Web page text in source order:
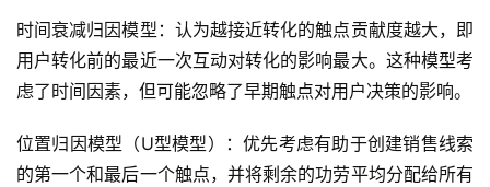
时间衰减归因模型：认为越接近转化的触点贡献度越大，即
用户转化前的最近一次互动对转化的影响最大。这种模型考
虑了时间因素，但可能忽略了早期触点对用户决策的影响。
位置归因模型（U型模型）：优先考虑有助于创建销售线索
的第一个和最后一个触点，并将剩余的功劳平均分配给所有